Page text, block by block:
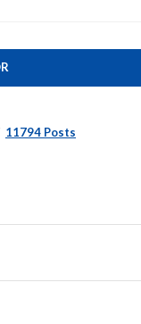
11794 Posts